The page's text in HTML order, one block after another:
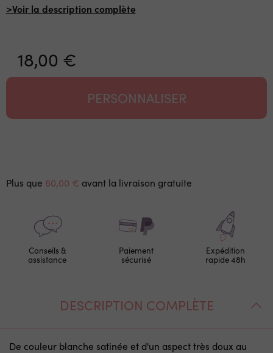
>Voir la description complète
18,00 €
PERSONNALISER
Plus que 60,00 € avant la livraison gratuite
Conseils &
assistance
Paiement
sécurisé
Expédition
rapide 48h
DESCRIPTION COMPLÈTE
De couleur blanche satinée et d'un aspect très doux au